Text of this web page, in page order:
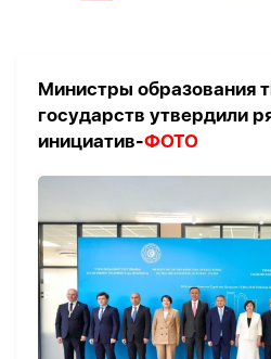
Министры образования
государств утвердили
инициатив-ФОТО